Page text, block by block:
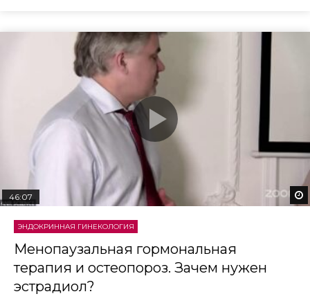
46:07
ЭНДОКРИННАЯ ГИНЕКОЛОГИЯ
Менопаузальная гормональная
терапия и остеопороз. Зачем нужен
эстрадиол?